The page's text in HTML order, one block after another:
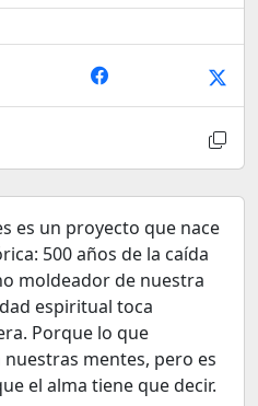
es un proyecto que nace
500 años de la caída
moldeador de nuestra
espiritual toca
Porque lo que
mentes, pero es
el alma tiene que decir.